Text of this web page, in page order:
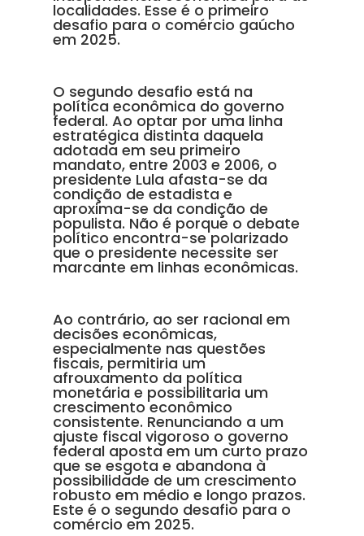
localidades. Esse é o primeiro
desafio para o comércio gaúcho
em 2025.
O segundo desafio está na
política econômica do governo
federal. Ao optar por uma linha
estratégica distinta daquela
adotada em seu primeiro
mandato, entre 2003 e 2006, o
presidente Lula afasta-se da
condição de estadista e
aproxima-se da condição de
populista. Não é porque o debate
político encontra-se polarizado
que o presidente necessite ser
marcante em linhas econômicas.
Ao contrário, ao ser racional em
decisões econômicas,
especialmente nas questões
fiscais, permitiria um
afrouxamento da política
monetária e possibilitaria um
crescimento econômico
consistente. Renunciando a um
ajuste fiscal vigoroso o governo
federal aposta em um curto prazo
que se esgota e abandona à
possibilidade de um crescimento
robusto em médio e longo prazos.
Este é o segundo desafio para o
comércio em 2025.